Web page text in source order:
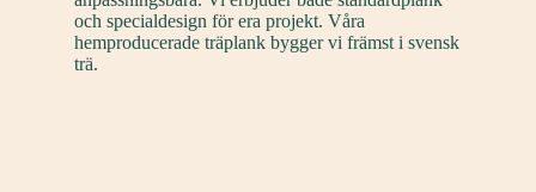
och specialdesign för era projekt. Våra
hemproducerade träplank bygger vi främst i svensk
trä.